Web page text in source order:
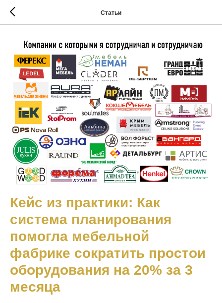
Статьи
Кейс из практики: Как
система планирования
помогла мебельной
фабрике сократить простои
оборудования на 20% за 3
месяца